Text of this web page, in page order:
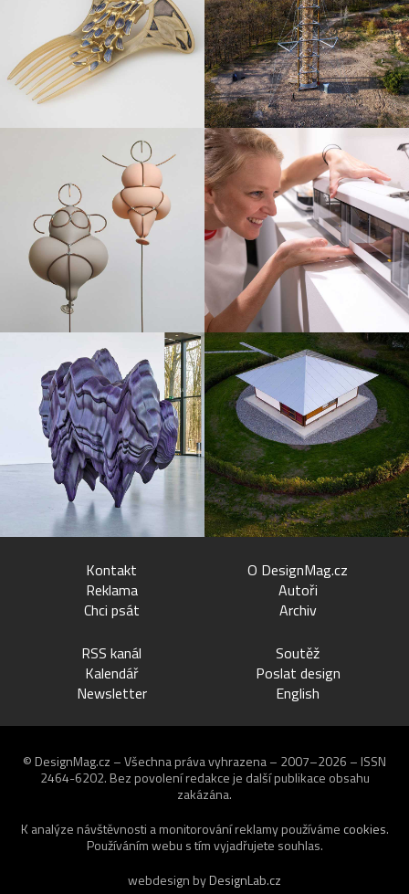
Kontakt
Reklama
Chci psát
O DesignMag.cz
Autoři
Archiv
RSS kanál
Kalendář
Newsletter
Soutěž
Poslat design
English
© DesignMag.cz – Všechna práva vyhrazena – 2007–2026 – ISSN
2464-6202. Bez povolení redakce je další publikace obsahu
zakázána.
K analýze návštěvnosti a monitorování reklamy používáme cookies.
Používáním webu s tím vyjadřujete souhlas.
webdesign byDesignLab.cz